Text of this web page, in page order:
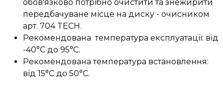
обов'язково потрібно очистити та знежирити
передбачуване місце на диску - очисником
арт. 704 TECH.
Рекомендована температура експлуатації: від
-40°C до 95°C.
Рекомендована температура встановлення:
від 15°C до 50°C.